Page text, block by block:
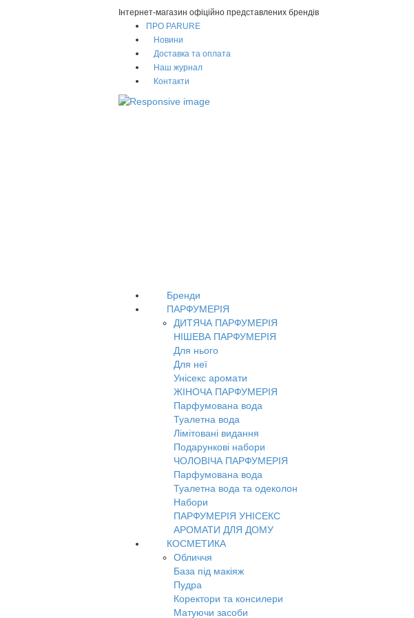
Інтернет-магазин офіційно представлених брендів
ПРО PARURE
Новини
Доставка та оплата
Наш журнал
Контакти
Бренди
ПАРФУМЕРІЯ
ДИТЯЧА ПАРФУМЕРІЯ
НІШЕВА ПАРФУМЕРІЯ
Для нього
Для неї
Унісекс аромати
ЖІНОЧА ПАРФУМЕРІЯ
Парфумована вода
Туалетна вода
Лімітовані видання
Подарункові набори
ЧОЛОВІЧА ПАРФУМЕРІЯ
Парфумована вода
Туалетна вода та одеколон
Набори
ПАРФУМЕРІЯ УНІСЕКС
АРОМАТИ ДЛЯ ДОМУ
КОСМЕТИКА
Обличчя
База під макіяж
Пудра
Коректори та консилери
Матуючи засоби